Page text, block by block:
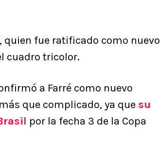
, quien fue ratificado como nuevo
cuadro tricolor.
a Farré como nuevo
que complicado, ya que su
por la fecha 3 de la Copa